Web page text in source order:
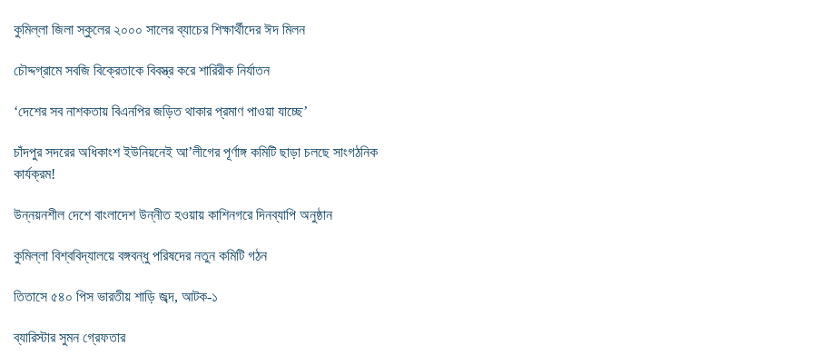
কুমিল্লা জিলা স্কুলের ২০০০ সালের ব্যাচের শিক্ষার্থীদের ঈদ মিলন
চৌদ্দগ্রামে সবজি বিক্রেতাকে বিবস্ত্র করে শারিরীক নির্যাতন
‘দেশের সব নাশকতায় বিএনপির জড়িত থাকার প্রমাণ পাওয়া যাচ্ছে’
চাঁদপুর সদরের অধিকাংশ ইউনিয়নেই আ’লীগের পূর্ণাঙ্গ কমিটি ছাড়া চলছে সাংগঠনিক
কার্যক্রম!
উন্নয়নশীল দেশে বাংলাদেশ উন্নীত হওয়ায় কাশিনগরে দিনব্যাপি অনুষ্ঠান
কুমিল্লা বিশ্ববিদ্যালয়ে বঙ্গবন্ধু পরিষদের নতুন কমিটি গঠন
তিতাসে ৫৪০ পিস ভারতীয় শাড়ি জব্দ, আটক-১
ব্যারিস্টার সুমন গ্রেফতার